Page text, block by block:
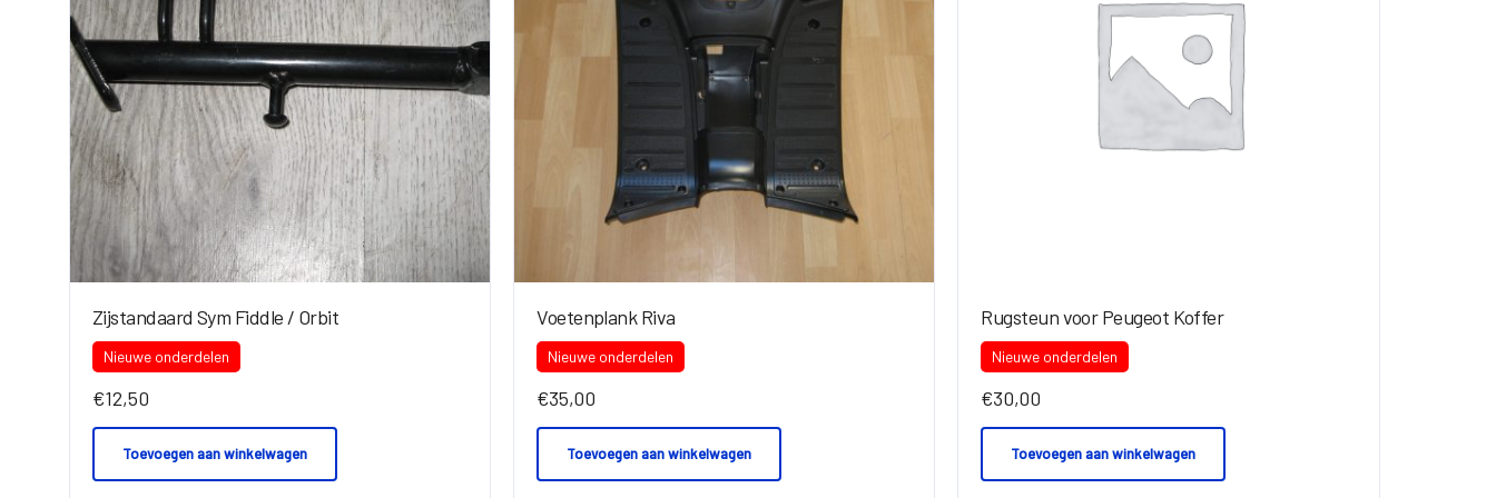
Zijstandaard Sym Fiddle / Orbit
Nieuwe onderdelen
€12,50
Toevoegen aan winkelwagen
Voetenplank Riva
Nieuwe onderdelen
€35,00
Toevoegen aan winkelwagen
Rugsteun voor Peugeot Koffer
Nieuwe onderdelen
€30,00
Toevoegen aan winkelwagen